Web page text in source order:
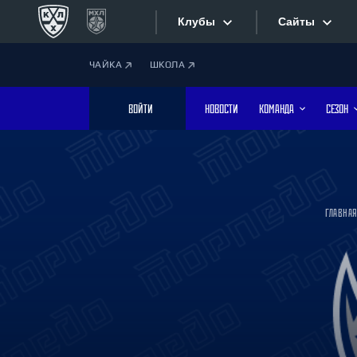
Клубы
Дивизион Боброва
Лада
Сайты
Фотобанк
ЧАЙКА ШКОЛА
ВОЙТИ НОВОСТИ КОМАНДА СЕЗОН
ГЛАВНАЯ